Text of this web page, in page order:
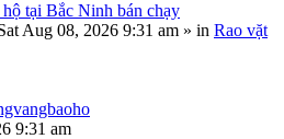
tại Bắc Ninh bán chạy
Aug 08, 2026 9:31 am » in Rao vặt
9:31 am